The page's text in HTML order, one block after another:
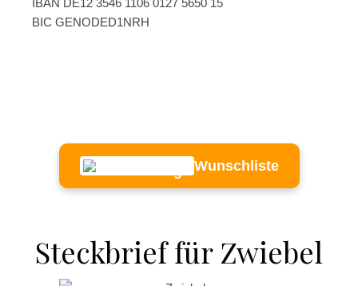
IBAN DE12 3546 1106 0127 5650 15
BIC GENODED1NRH
Wunschliste
Steckbrief für Zwiebel